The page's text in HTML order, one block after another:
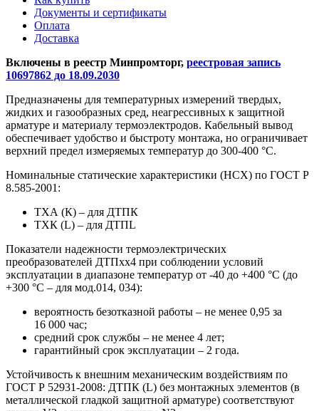
Документы и сертификаты
Оплата
Доставка
Включены в реестр Минпромторг, реестровая запись
10697862 до 18.09.2030
Предназначены для температурных измерений твердых,
жидких и газообразных сред, неагрессивных к защитной
арматуре и материалу термоэлектродов. Кабельный вывод
обеспечивает удобство и быстроту монтажа, но ограничивает
верхний предел измеряемых температур до 300-400 °С.
Номинальные статические характеристики (НСХ) по ГОСТ Р
8.585-2001:
ТХА (К) – для ДТПК
ТХК (L) – для ДТПL
Показатели надежности термоэлектрических
преобразователей ДТПхх4 при соблюдении условий
эксплуатации в диапазоне температур от -40 до +400 °С (до
+300 °С – для мод.014, 034):
вероятность безотказной работы – не менее 0,95 за
16 000 час;
средний срок службы – не менее 4 лет;
гарантийный срок эксплуатации – 2 года.
Устойчивость к внешним механическим воздействиям по
ГОСТ Р 52931-2008: ДТПК (L) без монтажных элементов (в
металлической гладкой защитной арматуре) соответствуют